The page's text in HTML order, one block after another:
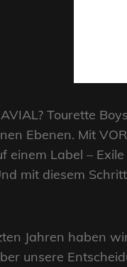
Tourette
Ebenen. Mit
einem Label –
mit diesem
Jahren haben
unsere